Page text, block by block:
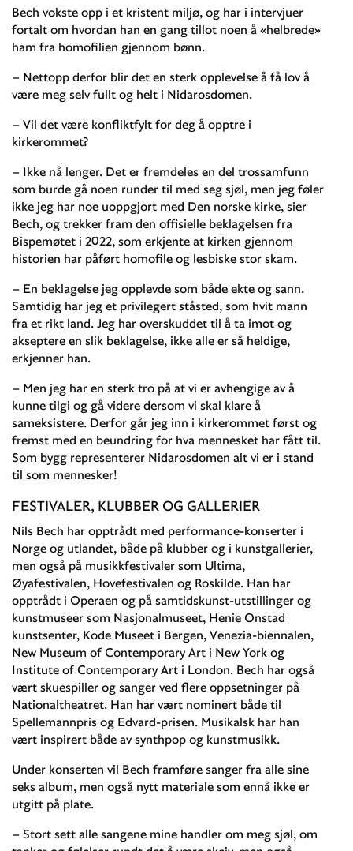
Bech vokste opp i et kristent miljø, og har i intervjuer
fortalt om hvordan han en gang tillot noen å «helbrede»
ham fra homofilien gjennom bønn.
– Nettopp derfor blir det en sterk opplevelse å få lov å
være meg selv fullt og helt i Nidarosdomen.
– Vil det være konfliktfylt for deg å opptre i
kirkerommet?
– Ikke nå lenger. Det er fremdeles en del trossamfunn
som burde gå noen runder til med seg sjøl, men jeg føler
ikke jeg har noe uoppgjort med Den norske kirke, sier
Bech, og trekker fram den offisielle beklagelsen fra
Bispemøtet i 2022, som erkjente at kirken gjennom
historien har påført homofile og lesbiske stor skam.
– En beklagelse jeg opplevde som både ekte og sann.
Samtidig har jeg et privilegert ståsted, som hvit mann
fra et rikt land. Jeg har overskuddet til å ta imot og
akseptere en slik beklagelse, ikke alle er så heldige,
erkjenner han.
– Men jeg har en sterk tro på at vi er avhengige av å
kunne tilgi og gå videre dersom vi skal klare å
sameksistere. Derfor går jeg inn i kirkerommet først og
fremst med en beundring for hva mennesket har fått til.
Som bygg representerer Nidarosdomen alt vi er i stand
til som mennesker!
FESTIVALER, KLUBBER OG GALLERIER
Nils Bech har opptrådt med performance-konserter i
Norge og utlandet, både på klubber og i kunstgallerier,
men også på musikkfestivaler som Ultima,
Øyafestivalen, Hovefestivalen og Roskilde. Han har
opptrådt i Operaen og på samtidskunst-utstillinger og
kunstmuseer som Nasjonalmuseet, Henie Onstad
kunstsenter, Kode Museet i Bergen, Venezia-biennalen,
New Museum of Contemporary Art i New York og
Institute of Contemporary Art i London. Bech har også
vært skuespiller og sanger ved flere oppsetninger på
Nationaltheatret. Han har vært nominert både til
Spellemannpris og Edvard-prisen. Musikalsk har han
vært inspirert både av synthpop og kunstmusikk.
Under konserten vil Bech framføre sanger fra alle sine
seks album, men også nytt materiale som ennå ikke er
utgitt på plate.
– Stort sett alle sangene mine handler om meg sjøl, om